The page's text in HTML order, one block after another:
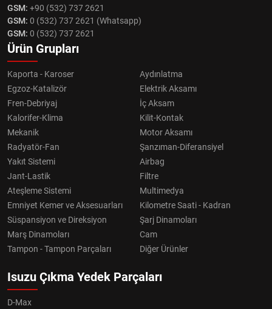
GSM: +90 (532) 737 2621
GSM: 0 (532) 737 2621 (Whatsapp)
GSM: 0 (532) 737 2621
Ürün Grupları
Kaporta - Karoser
Aydınlatma
Egzoz-Katalizör
Elektrik Aksamı
Fren-Debriyaj
İç Aksam
Kalorifer-Klima
Kilit-Kontak
Mekanik
Motor Aksamı
Radyatör-Fan
Şanzıman-Diferansiyel
Yakıt Sistemi
Airbag
Jant-Lastik
Filtre
Ateşleme Sistemi
Multimedya
Emniyet Kemer ve Aksesuarları
Kilometre Saati - Kadran
Süspansiyon ve Direksiyon
Şarj Dinamoları
Marş Dinamoları
Cam
Tampon - Tampon Parçaları
Diğer Ürünler
Isuzu Çıkma Yedek Parçaları
D-Max